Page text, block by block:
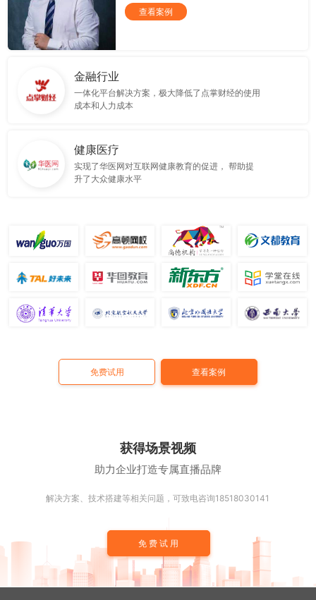
查看案例
金融行业
一体化平台解决方案，极大降低了点掌财经的使用
成本和人力成本
健康医疗
实现了华医网对互联网健康教育的促进， 帮助提
升了大众健康水平
免费试用 查看案例
获得场景视频
助力企业打造专属直播品牌
解决方案、技术搭建等相关问题，可致电咨询18518030141
免费试用